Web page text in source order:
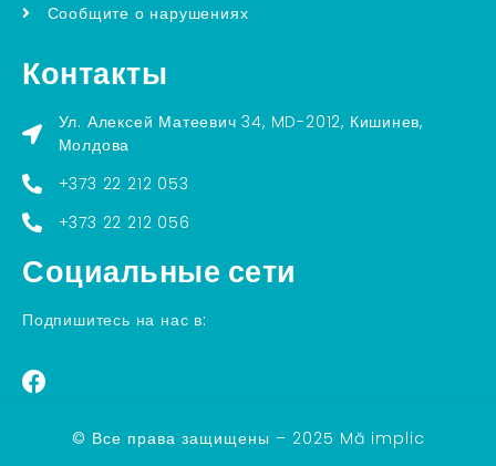
Сообщите о нарушениях
Контакты
Ул. Алексей Матеевич 34, MD-2012, Кишинев,
Молдова
+373 22 212 053
+373 22 212 056
Социальные сети
Подпишитесь на нас в:
© Все права защищены – 2025 Mă implic